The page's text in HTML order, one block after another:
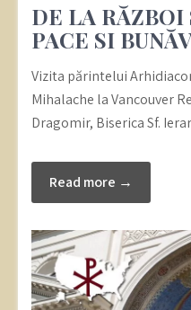
DE LA RĂZBOI
PACE SI
Vizita părintelui
Mihalache la Vancouver
Dragomir, Biserica Sf.
Read more →